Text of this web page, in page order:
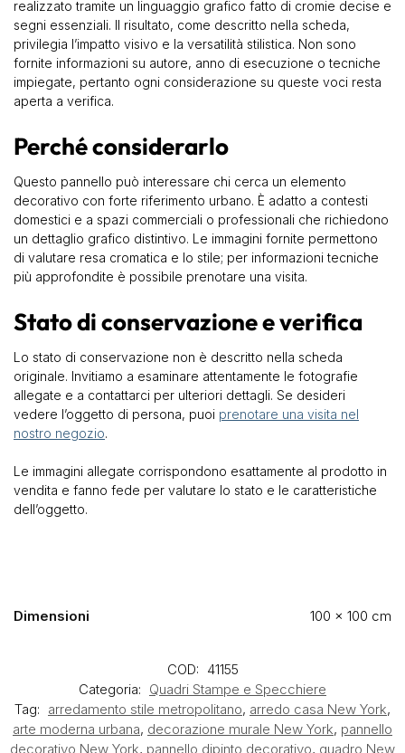
realizzato tramite un linguaggio grafico fatto di cromie decise e
segni essenziali. Il risultato, come descritto nella scheda,
privilegia l’impatto visivo e la versatilità stilistica. Non sono
fornite informazioni su autore, anno di esecuzione o tecniche
impiegate, pertanto ogni considerazione su queste voci resta
aperta a verifica.
Perché considerarlo
Questo pannello può interessare chi cerca un elemento
decorativo con forte riferimento urbano. È adatto a contesti
domestici e a spazi commerciali o professionali che richiedono
un dettaglio grafico distintivo. Le immagini fornite permettono
di valutare resa cromatica e lo stile; per informazioni tecniche
più approfondite è possibile prenotare una visita.
Stato di conservazione e verifica
Lo stato di conservazione non è descritto nella scheda
originale. Invitiamo a esaminare attentamente le fotografie
allegate e a contattarci per ulteriori dettagli. Se desideri
vedere l’oggetto di persona, puoi prenotare una visita nel
nostro negozio.
Le immagini allegate corrispondono esattamente al prodotto in
vendita e fanno fede per valutare lo stato e le caratteristiche
dell’oggetto.
Dimensioni 100 × 100 cm
COD: 41155
Categoria: Quadri Stampe e Specchiere
Tag: arredamento stile metropolitano, arredo casa New York,
arte moderna urbana, decorazione murale New York, pannello
decorativo New York, pannello dipinto decorativo, quadro New